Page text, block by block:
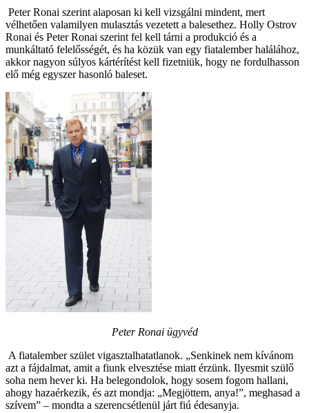
Peter Ronai szerint alaposan ki kell vizsgálni mindent, mert
vélhetően valamilyen mulasztás vezetett a balesethez. Holly Ostrov
Ronai és Peter Ronai szerint fel kell tárni a produkció és a
munkáltató felelősségét, és ha közük van egy fiatalember halálához,
akkor nagyon súlyos kártérítést kell fizetniük, hogy ne fordulhasson
elő még egyszer hasonló baleset.
Peter Ronai ügyvéd
A fiatalember szület vigasztalhatatlanok. „Senkinek nem kívánom
azt a fájdalmat, amit a fiunk elvesztése miatt érzünk. Ilyesmit szülő
soha nem hever ki. Ha belegondolok, hogy sosem fogom hallani,
ahogy hazaérkezik, és azt mondja: „Megjöttem, anya!”, meghasad a
szívem” – mondta a szerencsétlenül járt fiú édesanyja.